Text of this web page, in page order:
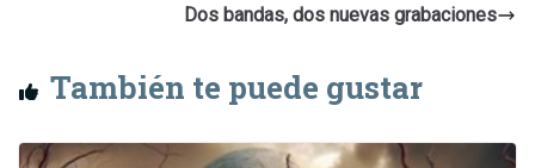
Dos bandas, dos nuevas grabaciones
También te puede gustar